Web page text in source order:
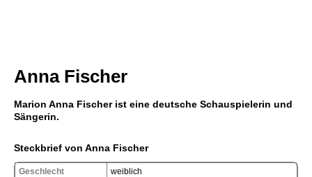
Anna Fischer
Marion Anna Fischer ist eine deutsche Schauspielerin und
Sängerin.
Steckbrief von Anna Fischer
Geschlecht
weiblich